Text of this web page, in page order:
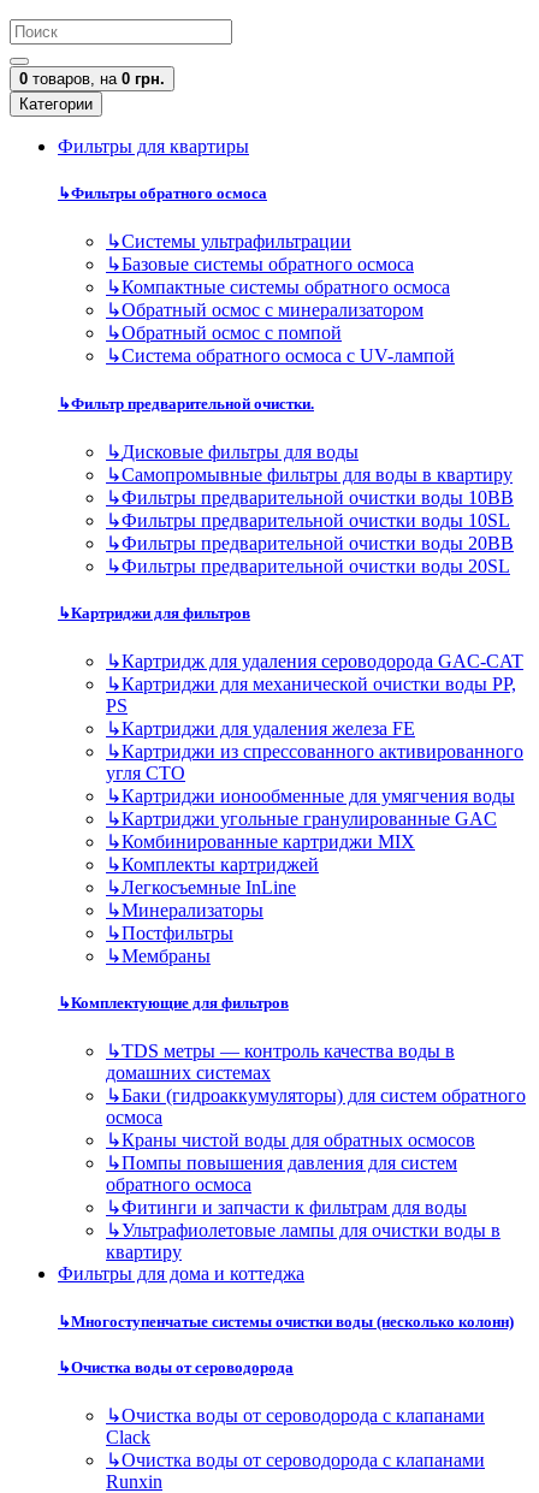
0 товаров, на 0 грн.
Категории
Фильтры для квартиры
↳Фильтры обратного осмоса
↳Cистемы ультрафильтрации
↳Базовые системы обратного осмоса
↳Компактные системы обратного осмоса
↳Обратный осмос с минерализатором
↳Обратный осмос с помпой
↳Система обратного осмоса с UV-лампой
↳Фильтр предварительной очистки.
↳Дисковые фильтры для воды
↳Самопромывные фильтры для воды в квартиру
↳Фильтры предварительной очистки воды 10BB
↳Фильтры предварительной очистки воды 10SL
↳Фильтры предварительной очистки воды 20BB
↳Фильтры предварительной очистки воды 20SL
↳Картриджи для фильтров
↳Картридж для удаления сероводорода GAC-CAT
↳Картриджи для механической очистки воды PP,
PS
↳Картриджи для удаления железа FE
↳Картриджи из спрессованного активированного
угля CTO
↳Картриджи ионообменные для умягчения воды
↳Картриджи угольные гранулированные GAC
↳Комбинированные картриджи MIX
↳Комплекты картриджей
↳Легкосъемные InLine
↳Минерализаторы
↳Постфильтры
↳Мембраны
↳Комплектующие для фильтров
↳TDS метры — контроль качества воды в
домашних системах
↳Баки (гидроаккумуляторы) для систем обратного
осмоса
↳Краны чистой воды для обратных осмосов
↳Помпы повышения давления для систем
обратного осмоса
↳Фитинги и запчасти к фильтрам для воды
↳Ультрафиолетовые лампы для очистки воды в
квартиру
Фильтры для дома и коттеджа
↳Многоступенчатые системы очистки воды (несколько колонн)
↳Очистка воды от сероводорода
↳Очистка воды от сероводорода с клапанами
Clack
↳Очистка воды от сероводорода с клапанами
Runxin